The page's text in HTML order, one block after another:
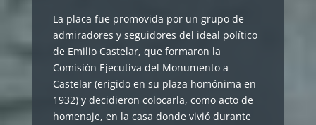
La placa fue promovida por un grupo de
admiradores y seguidores del ideal político
de Emilio Castelar, que formaron la
Comisión Ejecutiva del Monumento a
Castelar (erigido en su plaza homónima en
1932) y decidieron colocarla, como acto de
homenaje, en la casa donde vivió durante